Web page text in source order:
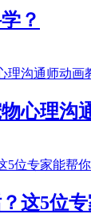
？
心理沟
这5位